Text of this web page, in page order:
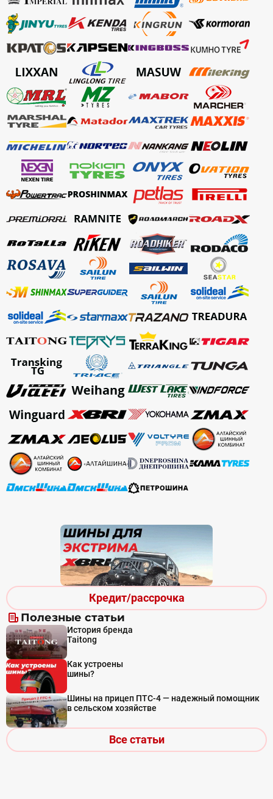
Кредит/рассрочка
Полезные статьи
История бренда
Taitong
Как устроены
шины?
Шины на прицеп ПТС-4 — надежный помощник
в сельском хозяйстве
Все статьи